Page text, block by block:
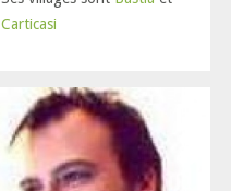
Carticasi